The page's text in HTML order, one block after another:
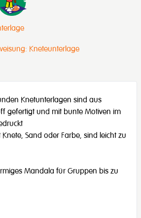
Kneteunterlage
Knetunterlagen sind aus
gefertigt und mit bunte Motiven im
Sand oder Farbe, sind leicht zu
Mandala für Gruppen bis zu